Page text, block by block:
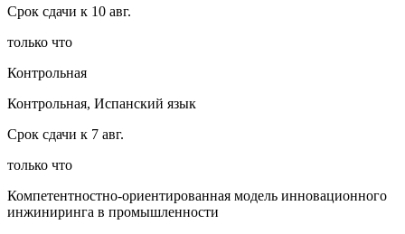
Срок сдачи к 10 авг.
только что
Контрольная
Контрольная, Испанский язык
Срок сдачи к 7 авг.
только что
Компетентностно-ориентированная модель инновационного
инжиниринга в промышленности